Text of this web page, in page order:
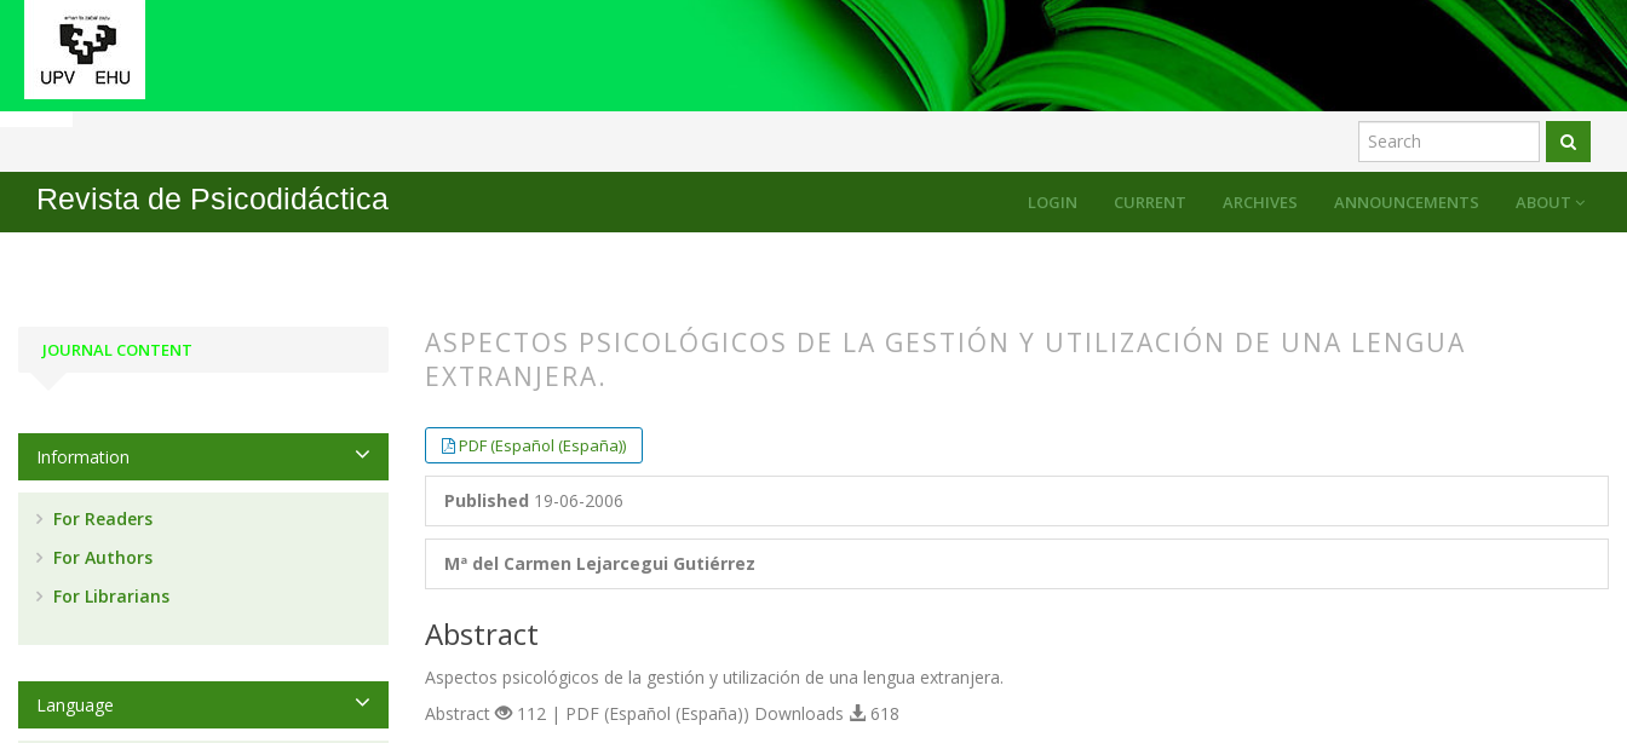
CURRENT ARCHIVES ANNOUNCEMENTS ABOUT
LOGIN
Revista de Psicodidáctica
Home Archives No1 (1996) ARTICLES
ASPECTOS PSICOLÓGICOS DE LA GESTIÓN Y UTILIZACIÓN DE UNA LENGUA
EXTRANJERA.
##plugins.themes.bootstrap3.article.main##
##plugins.themes.bootstrap3.article.sidebar##
PDF (Español (España))
Published 19-06-2006
Mª del Carmen Lejarcegui Gutiérrez
Abstract
Aspectos psicológicos de la gestión y utilización de una lengua extranjera.
Abstract
112 | PDF (Español (España)) Downloads 618
JOURNAL CONTENT
Information
For Readers
For Authors
For Librarians
Language